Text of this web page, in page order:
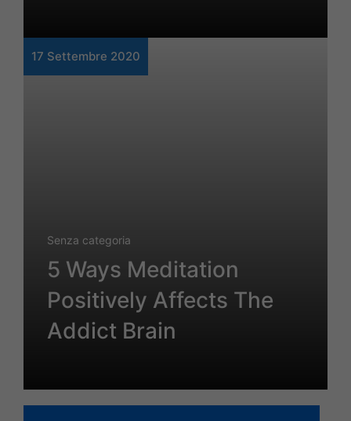
17 Settembre 2020
Senza categoria
5 Ways Meditation
Positively Affects The
Addict Brain